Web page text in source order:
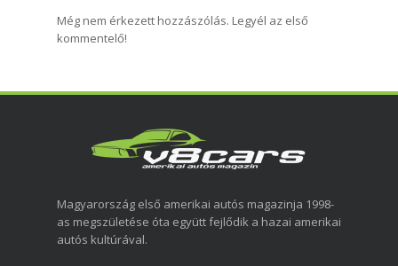
Még nem érkezett hozzászólás. Legyél az első
kommentelő!
Magyarország első amerikai autós magazinja 1998-
as megszületése óta együtt fejlődik a hazai amerikai
autós kultúrával.